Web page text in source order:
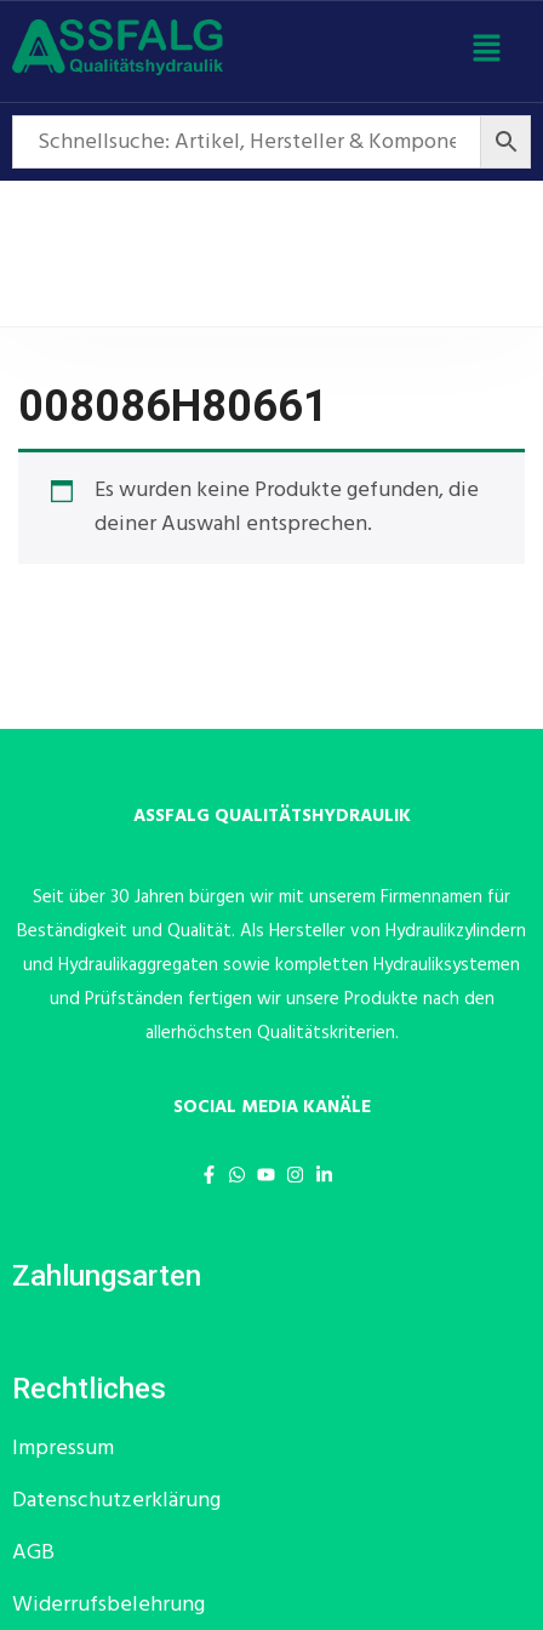
008086H80661
Es wurden keine Produkte gefunden, die
deiner Auswahl entsprechen.
ASSFALG QUALITÄTSHYDRAULIK
Seit über 30 Jahren bürgen wir mit unserem Firmennamen für
Beständigkeit und Qualität. Als Hersteller von Hydraulikzylindern
und Hydraulikaggregaten sowie kompletten Hydrauliksystemen
und Prüfständen fertigen wir unsere Produkte nach den
allerhöchsten Qualitätskriterien.
SOCIAL MEDIA KANÄLE
Zahlungsarten
Rechtliches
Impressum
Datenschutzerklärung
AGB
Widerrufsbelehrung